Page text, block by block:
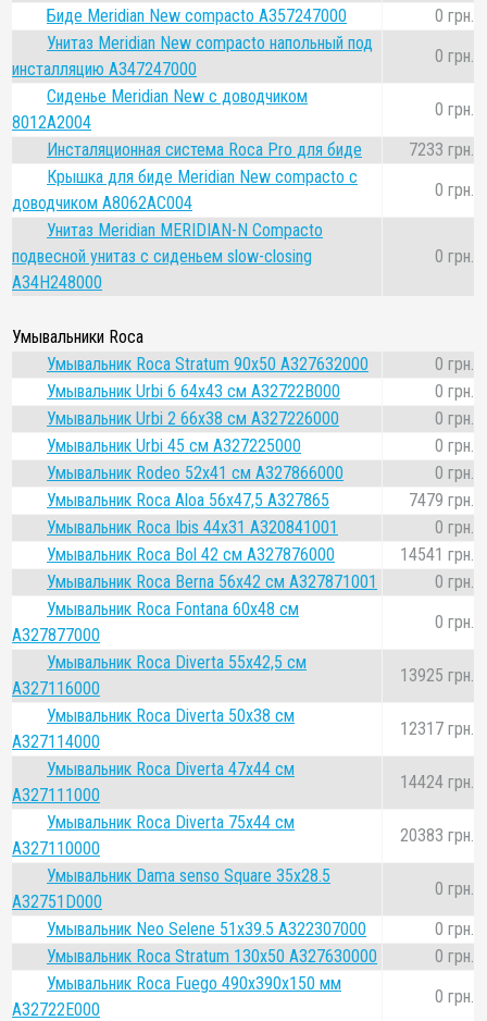
Биде Meridian New compacto A357247000
0 грн.
Унитаз Meridian New compacto напольный под
инсталляцию A347247000
0 грн.
Сиденье Meridian New с доводчиком
8012A2004
0 грн.
Инсталяционная система Roca Pro для биде
7233 грн.
Крышка для биде Meridian New compacto с
доводчиком A8062AC004
0 грн.
Унитаз Meridian MERIDIAN-N Compacto
подвесной унитаз с сиденьем slow-closing
A34H248000
0 грн.
Умывальники Roca
Умывальник Roca Stratum 90x50 A327632000
0 грн.
Умывальник Urbi 6 64х43 см A32722B000
0 грн.
Умывальник Urbi 2 66х38 см A327226000
0 грн.
Умывальник Urbi 45 см A327225000
0 грн.
Умывальник Rodeo 52x41 cм A327866000
0 грн.
Умывальник Roca Aloa 56x47,5 A327865
7479 грн.
Умывальник Roca Ibis 44x31 A320841001
0 грн.
Умывальник Roca Bol 42 см A327876000
14541 грн.
Умывальник Roca Berna 56x42 см A327871001
0 грн.
Умывальник Roca Fontana 60x48 см
A327877000
0 грн.
Умывальник Roca Diverta 55x42,5 см
A327116000
13925 грн.
Умывальник Roca Diverta 50x38 см
A327114000
12317 грн.
Умывальник Roca Diverta 47x44 см
A327111000
14424 грн.
Умывальник Roca Diverta 75x44 см
A327110000
20383 грн.
Умывальник Dama senso Square 35x28.5
A32751D000
0 грн.
Умывальник Neo Selene 51x39.5 A322307000
0 грн.
Умывальник Roca Stratum 130x50 A327630000
0 грн.
Умывальник Roca Fuego 490x390x150 мм
A32722E000
0 грн.